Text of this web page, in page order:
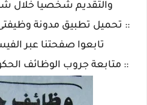
والتقديم شخصيا خلال
:: تحميل تطبيق مدونة
تابعوا صفحتنا عبر
:: متابعة جروب الوظائف